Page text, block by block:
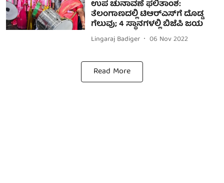
ಉಪ ಚುನಾವಣೆ ಫಲಿತಾಂಶ:
ತೆಲಂಗಾಣದಲ್ಲಿ ಟಿಆರ್‌ಎಸ್‌ಗೆ ದೊಡ್ಡ
ಗೆಲುವು; 4 ಸ್ಥಾನಗಳಲ್ಲಿ ಬಿಜೆಪಿ ಜಯ
Lingaraj Badiger 06 Nov 2022
Read More